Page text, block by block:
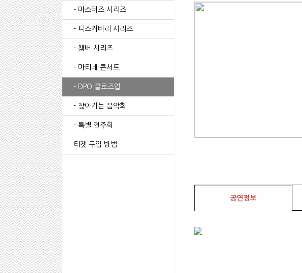
- 마스터즈 시리즈
- 디스커버리 시리즈
- 챔버 시리즈
- 마티네 콘서트
- DPO 클로즈업
- 찾아가는 음악회
- 특별 연주회
티켓 구입 방법
공연정보